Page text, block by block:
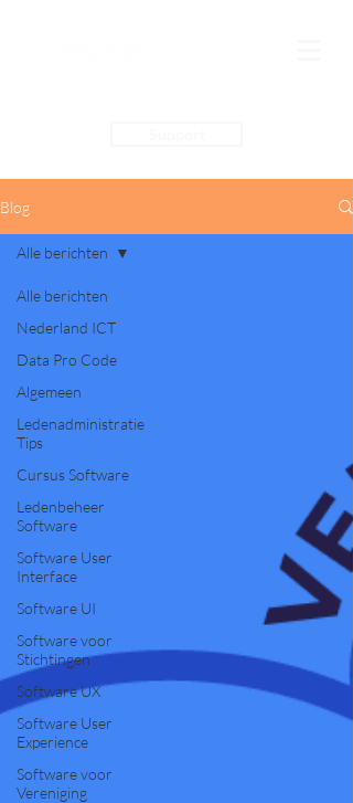
Blog
Alle berichten
Nederland ICT
Data Pro Code
Algemeen
Ledenadministratie
Tips
Cursus Software
Ledenbeheer
Software
Software User
Interface
Software UI
Software voor
Stichtingen
Software UX
Software User
Experience
Software voor
Vereniging
Alle berichten